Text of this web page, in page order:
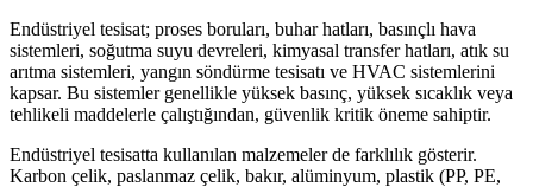
Endüstriyel tesisat; proses boruları, buhar hatları, basınçlı hava
sistemleri, soğutma suyu devreleri, kimyasal transfer hatları, atık su
arıtma sistemleri, yangın söndürme tesisatı ve HVAC sistemlerini
kapsar. Bu sistemler genellikle yüksek basınç, yüksek sıcaklık veya
tehlikeli maddelerle çalıştığından, güvenlik kritik öneme sahiptir.
Endüstriyel tesisatta kullanılan malzemeler de farklılık gösterir.
Karbon çelik, paslanmaz çelik, bakır, alüminyum, plastik (PP, PE,